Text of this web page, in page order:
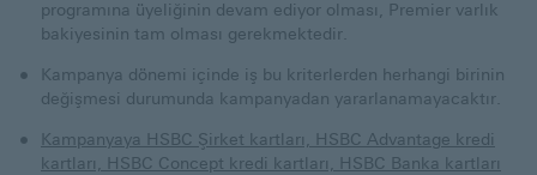
programına üyeliğinin devam ediyor olması, Premier varlık
bakiyesinin tam olması gerekmektedir.
Kampanya dönemi içinde iş bu kriterlerden herhangi birinin
değişmesi durumunda kampanyadan yararlanamayacaktır.
Kampanyaya HSBC Şirket kartları, HSBC Advantage kredi
kartları, HSBC Concept kredi kartları, HSBC Banka kartları